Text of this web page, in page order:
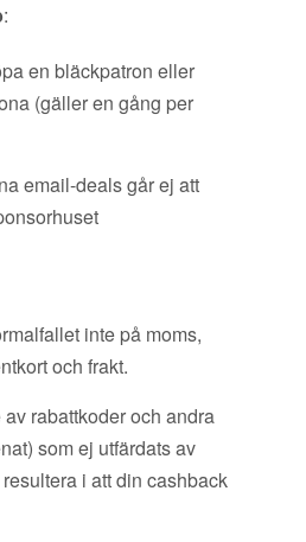
:
en bläckpatron eller
(gäller en gång per
email-deals går ej att
inte på moms,
och frakt.
rabattkoder och andra
som ej utfärdats av
i att din cashback